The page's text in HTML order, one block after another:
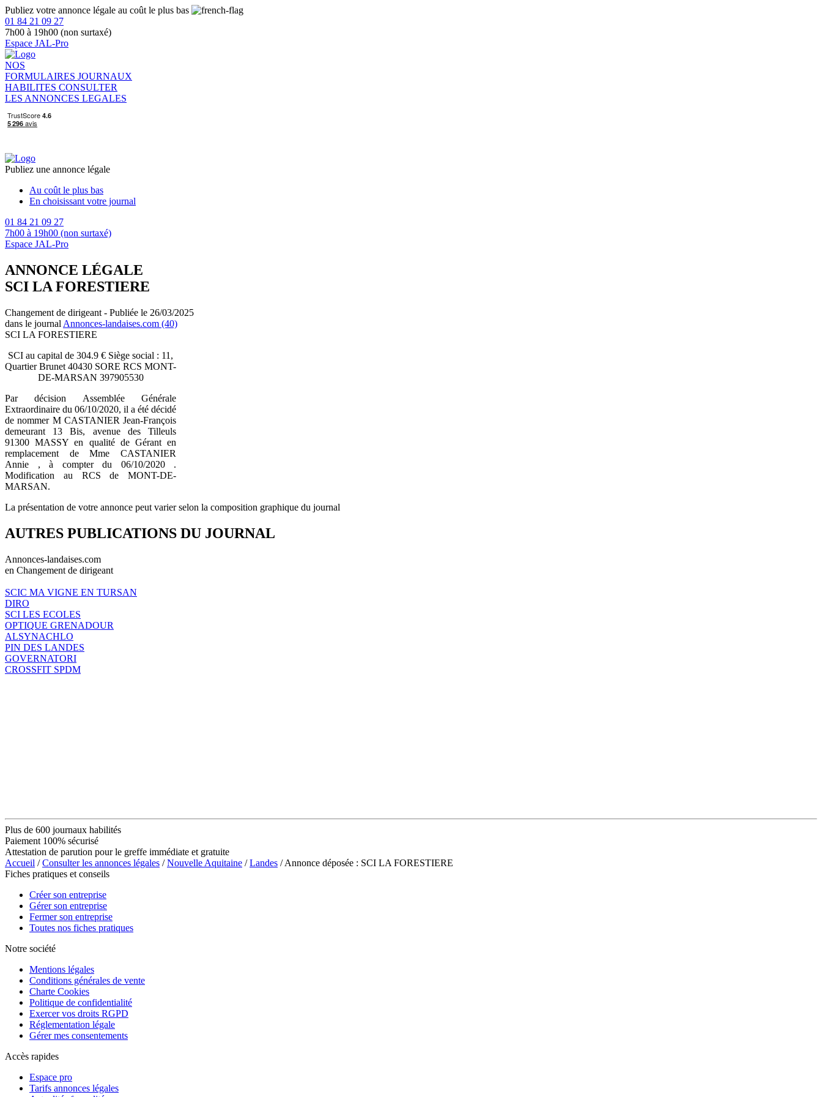
Publiez votre annonce légale au coût le plus bas
01 84 21 09 27
7h00 à 19h00 (non surtaxé)
Espace JAL-Pro
NOS
FORMULAIRES JOURNAUX
HABILITES CONSULTER
LES ANNONCES LEGALES
Publiez une annonce légale
Au coût le plus bas
En choisissant votre journal
01 84 21 09 27
7h00 à 19h00 (non surtaxé)
Espace JAL-Pro
ANNONCE LÉGALE
SCI LA FORESTIERE
Changement de dirigeant - Publiée le 26/03/2025
dans le journal Annonces-landaises.com (40)
SCI LA FORESTIERE
SCI au capital de 304.9 € Siège social : 11,
Quartier Brunet 40430 SORE RCS MONT-
DE-MARSAN 397905530
Par décision Assemblée Générale
Extraordinaire du 06/10/2020, il a été décidé
de nommer M CASTANIER Jean-François
demeurant 13 Bis, avenue des Tilleuls
91300 MASSY en qualité de Gérant en
remplacement de Mme CASTANIER
Annie , à compter du 06/10/2020 .
Modification au RCS de MONT-DE-
MARSAN.
La présentation de votre annonce peut varier selon la composition graphique du journal
AUTRES PUBLICATIONS DU JOURNAL
Annonces-landaises.com
en Changement de dirigeant
SCIC MA VIGNE EN TURSAN
DIRO
SCI LES ECOLES
OPTIQUE GRENADOUR
ALSYNACHLO
PIN DES LANDES
GOVERNATORI
CROSSFIT SPDM
Plus de 600 journaux habilités
Paiement 100% sécurisé
Attestation de parution pour le greffe immédiate et gratuite
Accueil /Consulter les annonces légales /Nouvelle Aquitaine /Landes / Annonce déposée : SCI LA FORESTIERE
Fiches pratiques et conseils
Créer son entreprise
Gérer son entreprise
Fermer son entreprise
Toutes nos fiches pratiques
Notre société
Mentions légales
Conditions générales de vente
Charte Cookies
Politique de confidentialité
Exercer vos droits RGPD
Réglementation légale
Gérer mes consentements
Accès rapides
Espace pro
Tarifs annonces légales